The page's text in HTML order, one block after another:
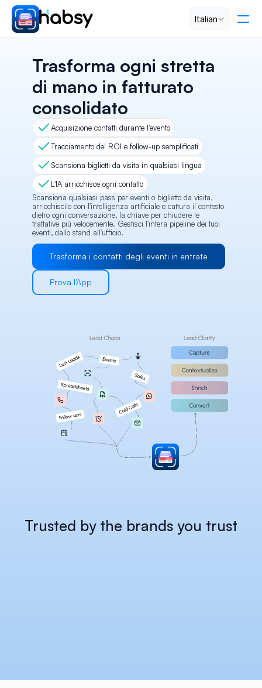
Italian
PRODUCT
Design
Content
Publish
RESOURCES
Careers
Trasforma ogni stretta
di mano in fatturato
consolidato
Acquisizione contatti durante l'evento
Tracciamento del ROI e follow-up semplificati
Scansiona biglietti da visita in qualsiasi lingua
L'IA arricchisce ogni contatto
Scansiona qualsiasi pass per eventi o biglietto da visita,
arricchiscilo con l'intelligenza artificiale e cattura il contesto
dietro ogni conversazione, la chiave per chiudere le
trattative più velocemente. Gestisci l'intera pipeline dei tuoi
eventi, dallo stand all'ufficio.
Trasforma i contatti degli eventi in entrate
Prova l'App
Trusted by the brands you trust